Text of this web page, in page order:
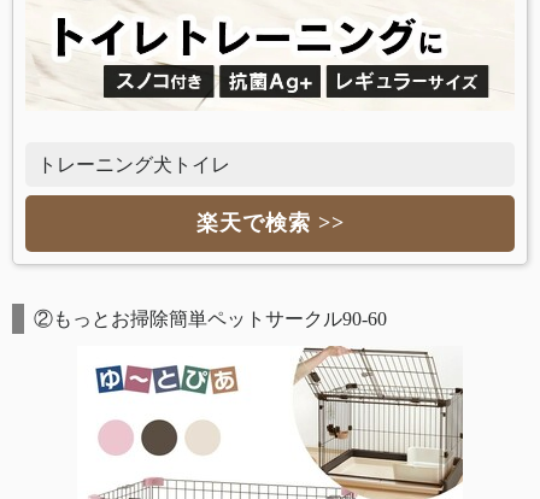
トレーニング犬トイレ
楽天で検索 >>
②もっとお掃除簡単ペットサークル90-60